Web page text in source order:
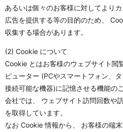
あるいは個々のお客様に対してより
広告を提供する等の目的のため、
収集する場合があります。
(2) Cookie について
Cookie とはお客様のウェブサイト閲
ピューター (PCやスマートフォン、
接続可能な機器)に記憶させる機能の
会社では、 ウェブサイト訪問回数や
を取得しています。
なお Cookie 情報から、 お客様の端